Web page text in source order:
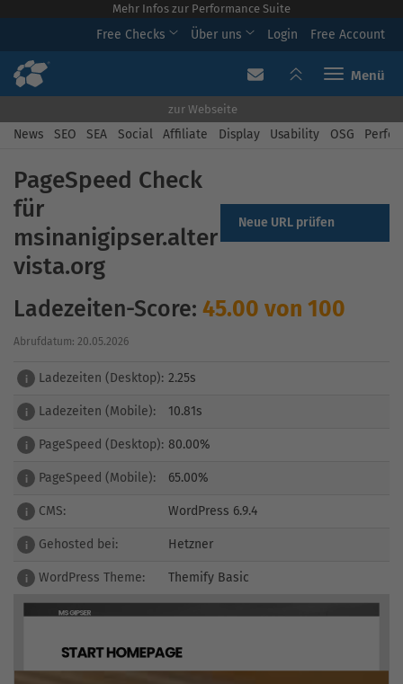
Mehr Infos zur Performance Suite
Free Checks Über uns Login Free Account
Toggle
zur Webseite
News SEO SEA Social Affiliate Display Usability OSG
PageSpeed Check
für
msinanigipser.alter
vista.org
Neue URL prüfen
Ladezeiten-Score: 45.00 von 100
Abrufdatum: 20.05.2026
i Ladezeiten (Desktop): 2.25s
i Ladezeiten (Mobile): 10.81s
i PageSpeed (Desktop): 80.00%
i PageSpeed (Mobile): 65.00%
i CMS: WordPress 6.9.4
i Gehosted bei: Hetzner
i WordPress Theme: Themify Basic